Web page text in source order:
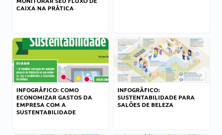
CAIXA NA PRÁTICA
INFOGRÁFICO: COMO
ECONOMIZAR GASTOS DA
EMPRESA COM A
SUSTENTABILIDADE
INFOGRÁFICO:
SUSTENTABILIDADE PARA
SALÕES DE BELEZA